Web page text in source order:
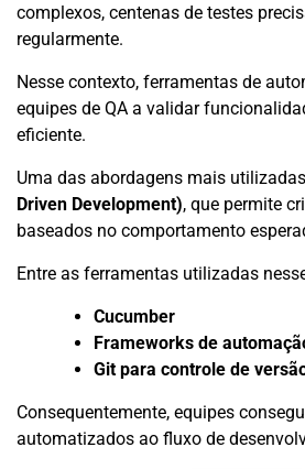
complexos, centenas de testes
regularmente.
Nesse contexto, ferramentas de
equipes de QA a validar
eficiente.
Uma das abordagens mais
Driven Development), que permite
baseados no comportamento
Entre as ferramentas utilizadas
Cucumber
Frameworks de
Git para controle de
Consequentemente, equipes
automatizados ao fluxo de